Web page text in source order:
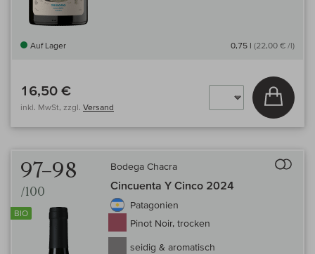
Auf Lager 0,75 l (22,00 € /l)
16,50 €
inkl. MwSt, zzgl. Versand
In
97–98
/100
BIO
Bodega Chacra
Cincuenta Y Cinco 2024
Patagonien
Pinot Noir, trocken
seidig & aromatisch